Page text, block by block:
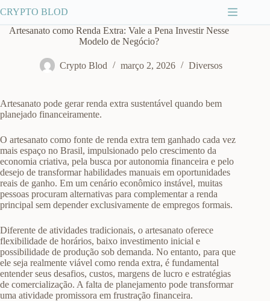
para
conteúdo
CRYPTO BLOD
Artesanato como Renda Extra: Vale a Pena Investir Nesse
Modelo de Negócio?
Crypto Blod março 2, 2026 Diversos
Artesanato pode gerar renda extra sustentável quando bem
planejado financeiramente.
O artesanato como fonte de renda extra tem ganhado cada vez
mais espaço no Brasil, impulsionado pelo crescimento da
economia criativa, pela busca por autonomia financeira e pelo
desejo de transformar habilidades manuais em oportunidades
reais de ganho. Em um cenário econômico instável, muitas
pessoas procuram alternativas para complementar a renda
principal sem depender exclusivamente de empregos formais.
Diferente de atividades tradicionais, o artesanato oferece
flexibilidade de horários, baixo investimento inicial e
possibilidade de produção sob demanda. No entanto, para que
ele seja realmente viável como renda extra, é fundamental
entender seus desafios, custos, margens de lucro e estratégias
de comercialização. A falta de planejamento pode transformar
uma atividade promissora em frustração financeira.